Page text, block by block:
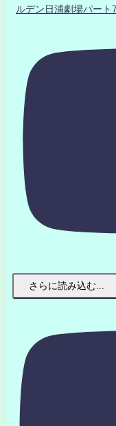
ルデン日浦劇場パート7
さらに読み込む...